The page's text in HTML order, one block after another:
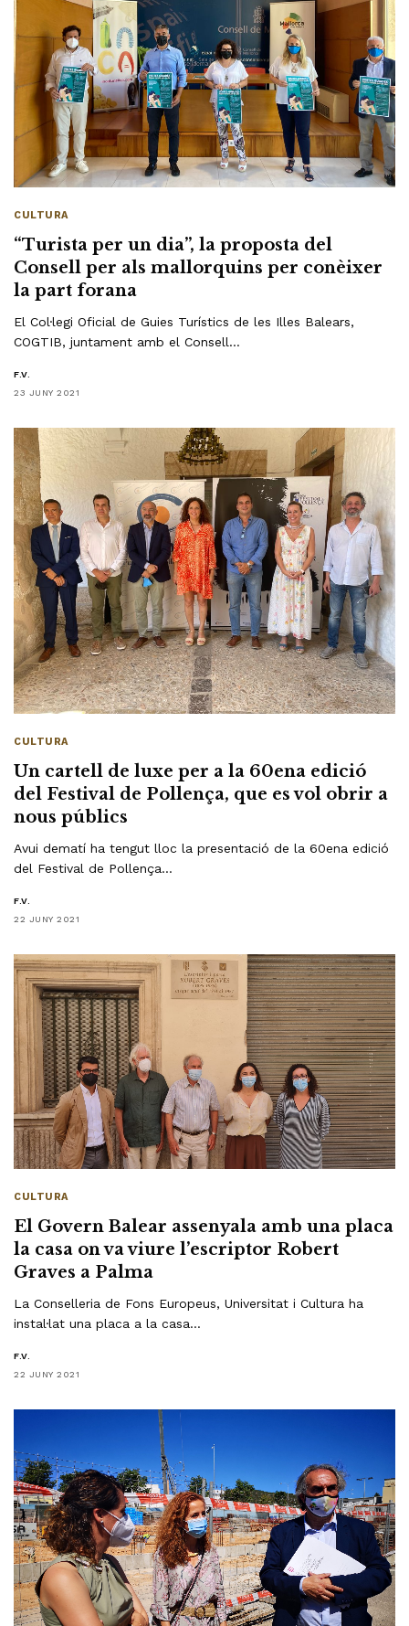
CULTURA
“Turista per un dia”, la proposta del
Consell per als mallorquins per conèixer
la part forana
El Col·legi Oficial de Guies Turístics de les Illes Balears,
COGTIB, juntament amb el Consell…
F.V.
23 JUNY 2021
CULTURA
Un cartell de luxe per a la 60ena edició
del Festival de Pollença, que es vol obrir a
nous públics
Avui dematí ha tengut lloc la presentació de la 60ena edició
del Festival de Pollença…
F.V.
22 JUNY 2021
CULTURA
El Govern Balear assenyala amb una placa
la casa on va viure l’escriptor Robert
Graves a Palma
La Conselleria de Fons Europeus, Universitat i Cultura ha
instal·lat una placa a la casa…
F.V.
22 JUNY 2021